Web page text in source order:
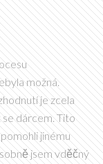
možná.
je zcela
dárcem. Tito
jinému
jsem vděčný